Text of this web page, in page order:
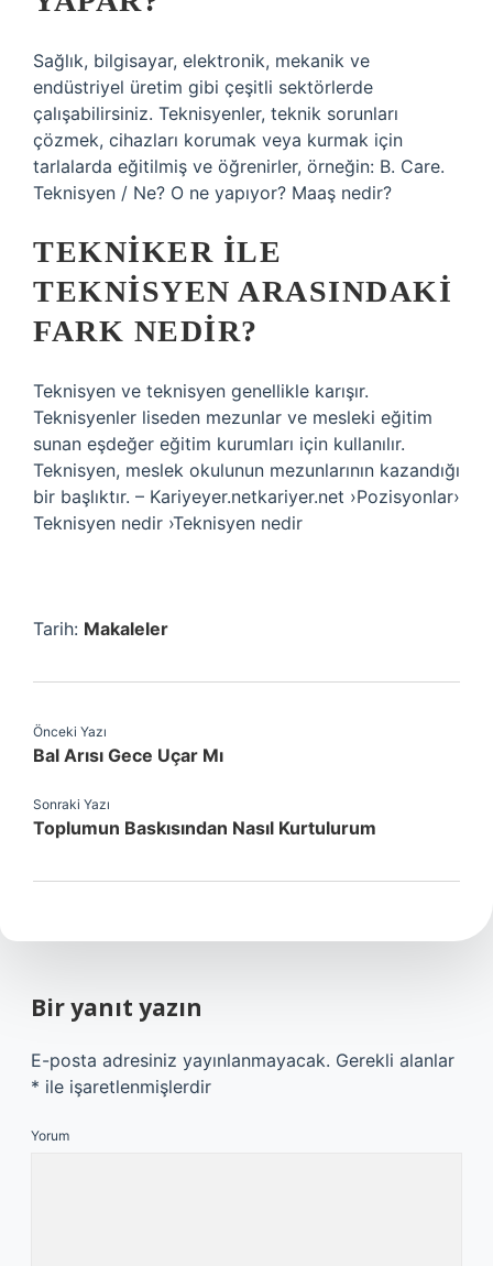
Sağlık, bilgisayar, elektronik, mekanik ve
endüstriyel üretim gibi çeşitli sektörlerde
çalışabilirsiniz. Teknisyenler, teknik sorunları
çözmek, cihazları korumak veya kurmak için
tarlalarda eğitilmiş ve öğrenirler, örneğin: B. Care.
Teknisyen / Ne? O ne yapıyor? Maaş nedir?
TEKNIKER ILE
TEKNISYEN ARASINDAKI
FARK NEDIR?
Teknisyen ve teknisyen genellikle karışır.
Teknisyenler liseden mezunlar ve mesleki eğitim
sunan eşdeğer eğitim kurumları için kullanılır.
Teknisyen, meslek okulunun mezunlarının kazandığı
bir başlıktır. – Kariyeyer.netkariyer.net ›Pozisyonlar›
Teknisyen nedir ›Teknisyen nedir
Tarih: Makaleler
Önceki Yazı
Bal Arısı Gece Uçar Mı
Sonraki Yazı
Toplumun Baskısından Nasıl Kurtulurum
Bir yanıt yazın
E-posta adresiniz yayınlanmayacak. Gerekli alanlar
* ile işaretlenmişlerdir
Yorum